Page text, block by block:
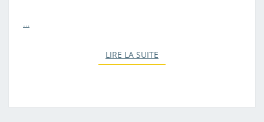
U
…
LIRE LA SUITE